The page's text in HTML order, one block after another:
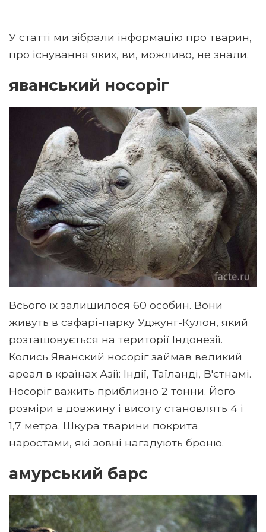
У статті ми зібрали інформацію про тварин,
про існування яких, ви, можливо, не знали.
яванський носоріг
Всього їх залишилося 60 особин. Вони
живуть в сафарі-парку Уджунг-Кулон, який
розташовується на території Індонезії.
Колись Яванский носоріг займав великий
ареал в країнах Азії: Індії, Таїланді, В'єтнамі.
Носоріг важить приблизно 2 тонни. Його
розміри в довжину і висоту становлять 4 і
1,7 метра. Шкура тварини покрита
наростами, які зовні нагадують броню.
амурський барс